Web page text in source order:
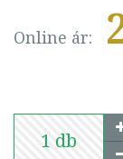
Online ár: